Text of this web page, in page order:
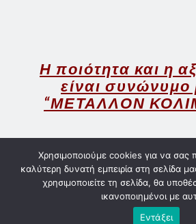
Η ποιότητα και η
είναι συνώνυμο
“ΜΕΤΑΛΛΟΝ
© 2018 Μέταλλον Κολιμάδης, All
Created by KK Information
Χρησιμοποιούμε cookies για να σας
καλύτερη δυνατή εμπειρία στη σελίδα
χρησιμοποιείτε τη σελίδα, θα
ικανοποιημένοι με
Εντάξει